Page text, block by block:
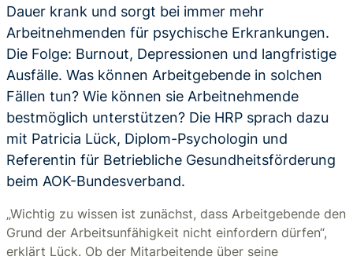
Dauer krank und sorgt bei immer mehr
Arbeitnehmenden für psychische Erkrankungen.
Die Folge: Burnout, Depressionen und langfristige
Ausfälle. Was können Arbeitgebende in solchen
Fällen tun? Wie können sie Arbeitnehmende
bestmöglich unterstützen? Die HRP sprach dazu
mit Patricia Lück, Diplom-Psychologin und
Referentin für Betriebliche Gesundheitsförderung
beim AOK-Bundesverband.
„Wichtig zu wissen ist zunächst, dass Arbeitgebende den
Grund der Arbeitsunfähigkeit nicht einfordern dürfen“,
erklärt Lück. Ob der Mitarbeitende über seine